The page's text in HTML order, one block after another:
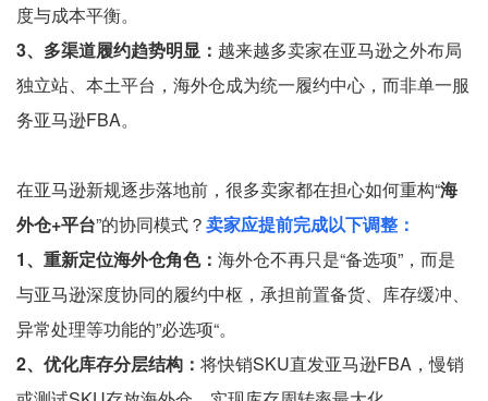
度与成本平衡。
3、多渠道履约趋势明显： 越来越多卖家在亚马逊之外布局
独立站、本土平台，海外仓成为统一履约中心，而非单一服
务亚马逊FBA。
在亚马逊新规逐步落地前，很多卖家都在担心如何重构“海
外仓+平台”的协同模式？卖家应提前完成以下调整：
1、重新定位海外仓角色： 海外仓不再只是“备选项”，而是
与亚马逊深度协同的履约中枢，承担前置备货、库存缓冲、
异常处理等功能的”必选项“。
2、优化库存分层结构： 将快销SKU直发亚马逊FBA，慢销